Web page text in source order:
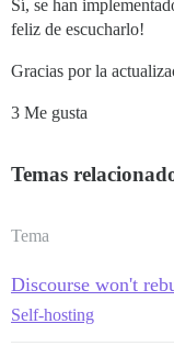
Sí, se han
feliz de escucharlo!
Gracias por la
3 Me gusta
Temas
Tema
Discourse won't
Self-hosting